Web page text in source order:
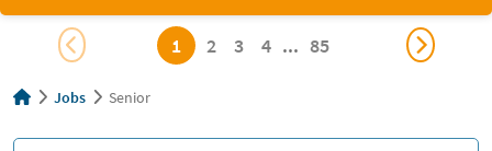
1 2 3 4 ... 85
Jobs Senior